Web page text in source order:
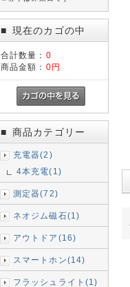
■ 現在のカゴの中
合計数量： 0
商品金額： 0円
■ 商品カテゴリー
充電器(2)
4本充電(1)
測定器(72)
ネオジム磁石(1)
アウトドア(16)
スマートホン(14)
フラッシュライト(1)